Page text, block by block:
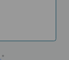
。